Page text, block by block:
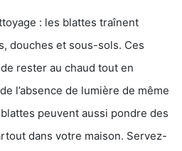
: les blattes traînent
douches et sous-sols. Ces
rester au chaud tout en
l’absence de lumière de même
peuvent aussi pondre des
dans votre maison. Servez-